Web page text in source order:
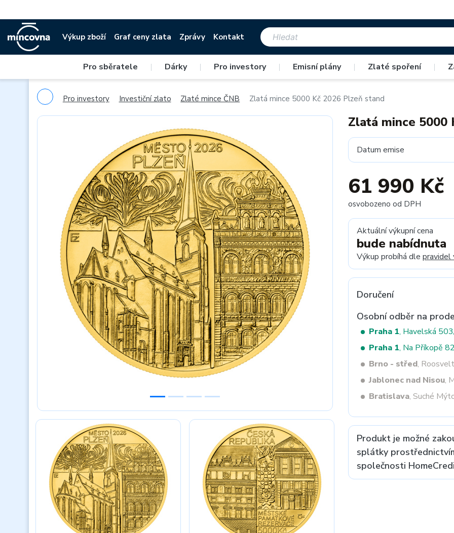
Výkup zboží Graf ceny zlata Zprávy Kontakt
Pro sběratele | Dárky | Pro investory | Emisní plány | Zlaté spoření |
Pro investory Investiční zlato Zlaté mince ČNB Zlatá mince 5000 Kč 2026 Plzeň stand
Previous Next
Zlatá mince 5000
Datum emise
61 990 Kč
osvobozeno od DPH
Aktuální výkupní cena
bude nabídnuta
Výkup probíhá dle pravidel
Doručení
Osobní odběr na
Praha 1, Havelská
Praha 1, Na Příkopě
Brno - střed,
Jablonec nad Nisou,
Bratislava, Suché
Produkt je možné
splátky
společnosti